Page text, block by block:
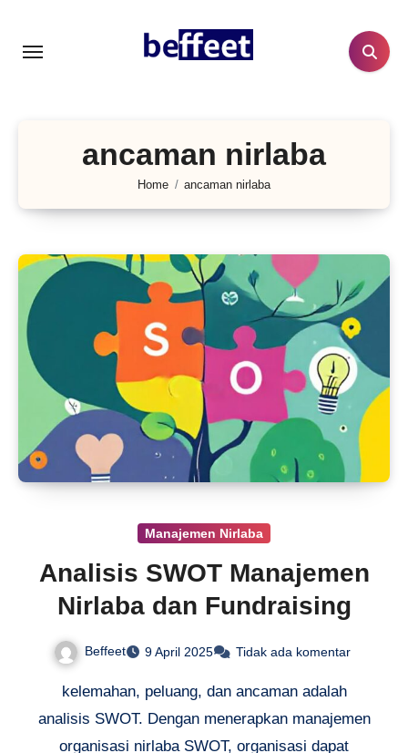
konten
ancaman nirlaba
Home ancaman nirlaba
Manajemen Nirlaba
Analisis SWOT Manajemen
Nirlaba dan Fundraising
Beffeet 9 April 2025 Tidak ada komentar
kelemahan, peluang, dan ancaman adalah
analisis SWOT. Dengan menerapkan manajemen
organisasi nirlaba SWOT, organisasi dapat